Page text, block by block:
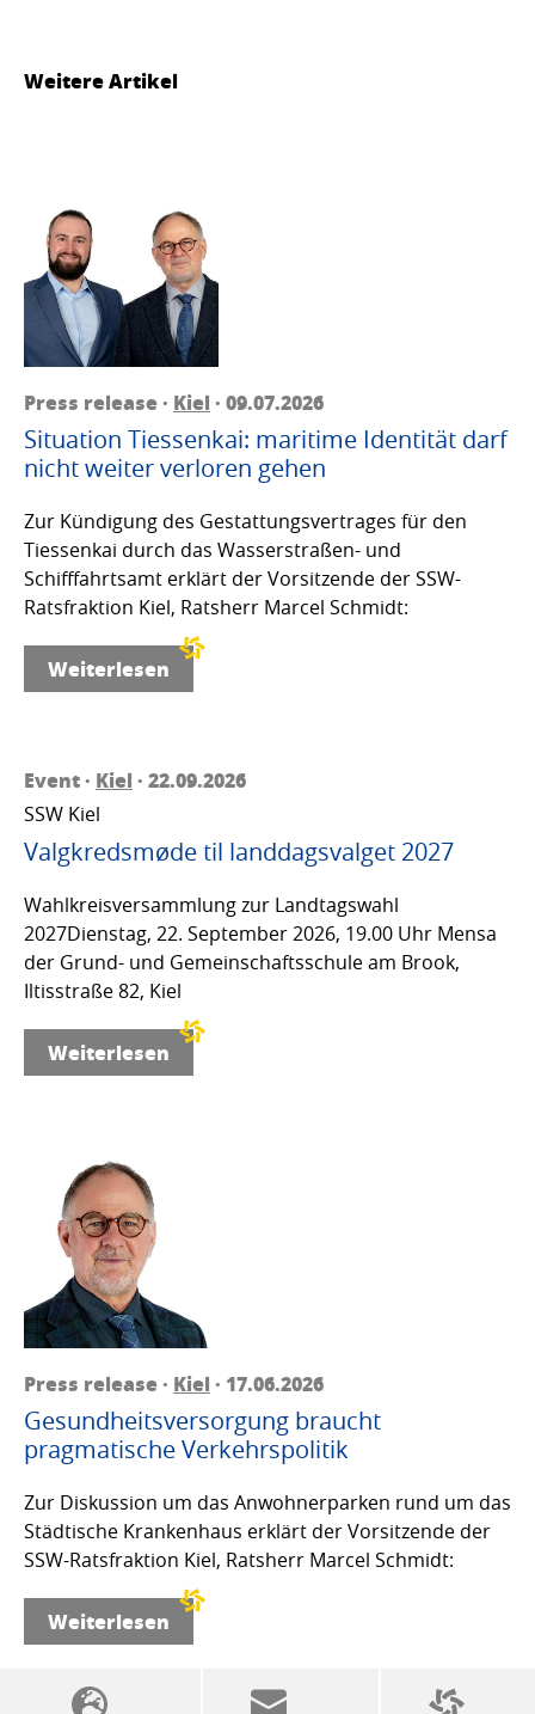
Weitere Artikel
Press release · Kiel · 09.07.2026
Situation Tiessenkai: maritime Identität darf
nicht weiter verloren gehen
Zur Kündigung des Gestattungsvertrages für den
Tiessenkai durch das Wasserstraßen- und
Schifffahrtsamt erklärt der Vorsitzende der SSW-
Ratsfraktion Kiel, Ratsherr Marcel Schmidt:
Weiterlesen
Event · Kiel · 22.09.2026
SSW Kiel
Valgkredsmøde til landdagsvalget 2027
Wahlkreisversammlung zur Landtagswahl
2027Dienstag, 22. September 2026, 19.00 Uhr Mensa
der Grund- und Gemeinschaftsschule am Brook,
Iltisstraße 82, Kiel
Weiterlesen
Press release · Kiel · 17.06.2026
Gesundheitsversorgung braucht
pragmatische Verkehrspolitik
Zur Diskussion um das Anwohnerparken rund um das
Städtische Krankenhaus erklärt der Vorsitzende der
SSW-Ratsfraktion Kiel, Ratsherr Marcel Schmidt:
Weiterlesen
SSW politics from A to Z